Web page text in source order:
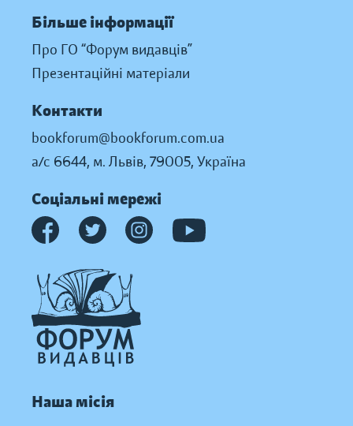
Більше інформації
Про ГО “Форум видавців”
Презентаційні матеріали
Контакти
bookforum@bookforum.com.ua
а/с 6644, м. Львів, 79005, Україна
Соціальні мережі
Наша місія